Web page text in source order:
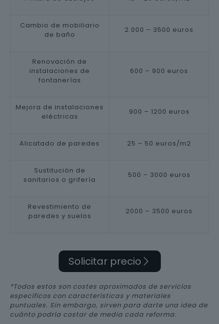
Cambio de mobiliario
de baño
2.000 – 3500 euros
Renovación de
instalaciones de
fontanerías
600 – 900 euros
Mejora de instalaciones
eléctricas
900 – 1200 euros
Alicatado de paredes 25 – 50 euros/m2
Sustitución de
sanitarios o grifería
500 – 3000 euros
Revestimiento de
paredes y suelos
2000 – 3500 euros
Solicitar precio
*Todos estos son costes aproximados de servicios
específicos con características y materiales
puntuales. Sin embargo, sirven para darte una idea de
cuánto podría costar de media cada reforma.